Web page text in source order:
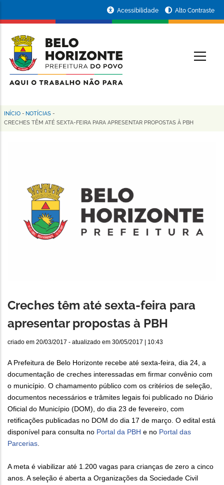
conteúdo
principal
da
Prefeitura
de
Horizonte
Acessibilidade Alto Contraste
Trilha
INÍCIO - NOTÍCIAS -
CRECHES TÊM ATÉ SEXTA-FEIRA PARA APRESENTAR PROPOSTAS À PBH
Creches têm até sexta-feira para
apresentar propostas à PBH
criado em 20/03/2017 - atualizado em 30/05/2017 | 10:43
A Prefeitura de Belo Horizonte recebe até sexta-feira, dia 24, a
documentação de creches interessadas em firmar convênio com
o município. O chamamento público com os critérios de seleção,
documentos necessários e trâmites legais foi publicado no Diário
Oficial do Município (DOM), do dia 23 de fevereiro, com
retificações publicadas no DOM do dia 17 de março. O edital está
disponível para consulta no Portal da PBH e no Portal das
Parcerias.
A meta é viabilizar até 1.200 vagas para crianças de zero a cinco
anos. A seleção é aberta a Organizações da Sociedade Civil